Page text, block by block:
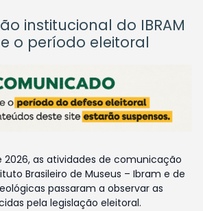
institucional do IBRAM
o período eleitoral
2026, as atividades de comunicação
Brasileiro de Museus – Ibram e de
passaram a observar as
pela legislação eleitoral.